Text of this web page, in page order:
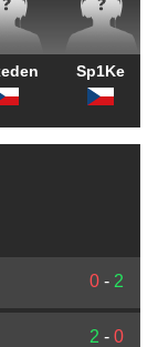
Sp1Ke
0 - 2
2 - 0